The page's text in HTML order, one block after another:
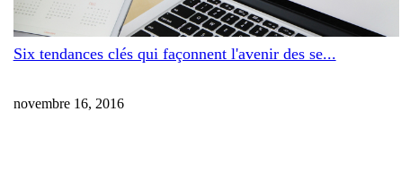
Six tendances clés qui façonnent l'avenir des se...
novembre 16, 2016